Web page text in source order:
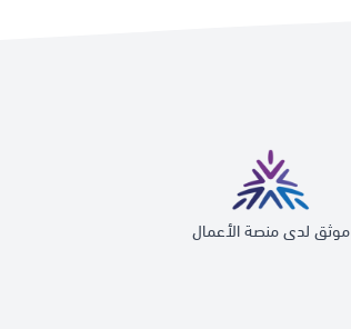
موثق لدى منصة الأعمال